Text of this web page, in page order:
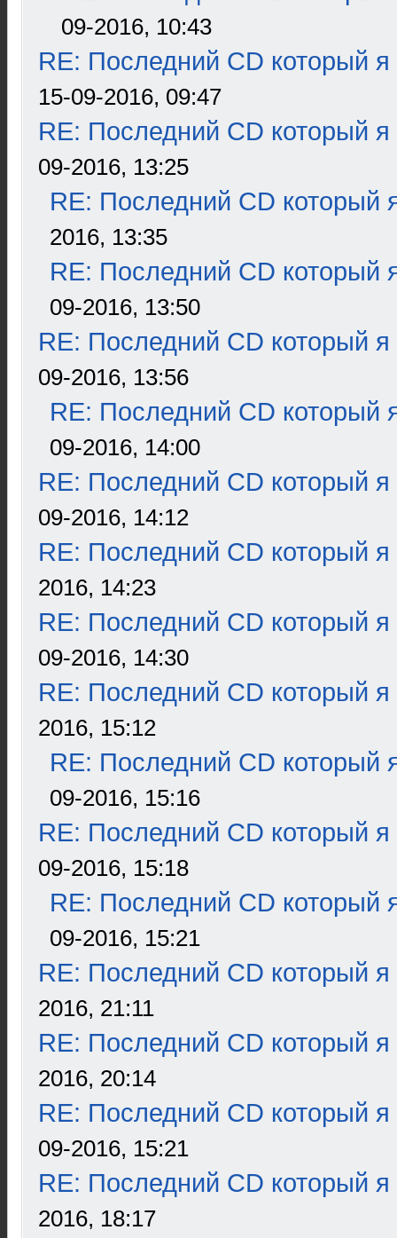
09-2016, 10:43
RE: Последний CD который я
15-09-2016, 09:47
RE: Последний CD который я
09-2016, 13:25
RE: Последний CD который
2016, 13:35
RE: Последний CD который
09-2016, 13:50
RE: Последний CD который я
09-2016, 13:56
RE: Последний CD который
09-2016, 14:00
RE: Последний CD который я
09-2016, 14:12
RE: Последний CD который я
2016, 14:23
RE: Последний CD который я
09-2016, 14:30
RE: Последний CD который я
2016, 15:12
RE: Последний CD который
09-2016, 15:16
RE: Последний CD который я
09-2016, 15:18
RE: Последний CD который
09-2016, 15:21
RE: Последний CD который я
2016, 21:11
RE: Последний CD который я
2016, 20:14
RE: Последний CD который я
09-2016, 15:21
RE: Последний CD который я
2016, 18:17